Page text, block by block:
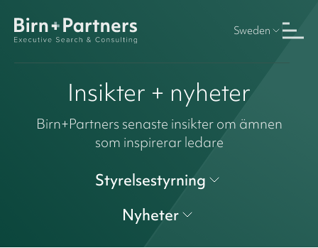
Sweden
Insikter + nyheter
Birn+Partners senaste insikter om ämnen
som inspirerar ledare
Styrelsestyrning
Nyheter